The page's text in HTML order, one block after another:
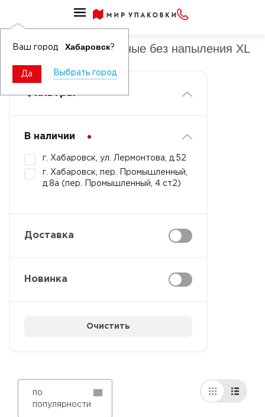
Ваш город Хабаровск?
Да Выбрать город
Перчатки хозяйственные без напыления XL
Фильтры
В наличии
г. Хабаровск, ул. Лермонтова, д.52
г. Хабаровск, пер. Промышленный,
д.8а (пер. Промышленный, 4 ст2)
Доставка
Новинка
Очистить
по
популярности